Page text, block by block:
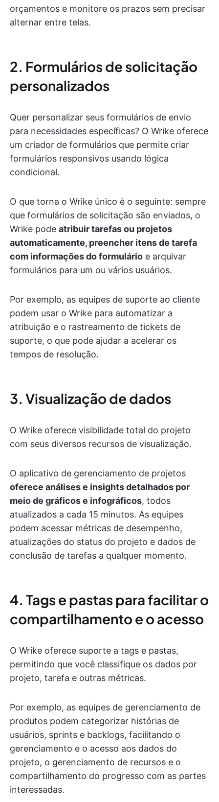
orçamentos e monitore os prazos sem precisar
alternar entre telas.
2. Formulários de solicitação
personalizados
Quer personalizar seus formulários de envio
para necessidades específicas? O Wrike oferece
um criador de formulários que permite criar
formulários responsivos usando lógica
condicional.
O que torna o Wrike único é o seguinte: sempre
que formulários de solicitação são enviados, o
Wrike pode atribuir tarefas ou projetos
automaticamente, preencher itens de tarefa
com informações do formulário e arquivar
formulários para um ou vários usuários.
Por exemplo, as equipes de suporte ao cliente
podem usar o Wrike para automatizar a
atribuição e o rastreamento de tickets de
suporte, o que pode ajudar a acelerar os
tempos de resolução.
3. Visualização de dados
O Wrike oferece visibilidade total do projeto
com seus diversos recursos de visualização.
O aplicativo de gerenciamento de projetos
oferece análises e insights detalhados por
meio de gráficos e infográficos, todos
atualizados a cada 15 minutos. As equipes
podem acessar métricas de desempenho,
atualizações do status do projeto e dados de
conclusão de tarefas a qualquer momento.
4. Tags e pastas para facilitar o
compartilhamento e o acesso
O Wrike oferece suporte a tags e pastas,
permitindo que você classifique os dados por
projeto, tarefa e outras métricas.
Por exemplo, as equipes de gerenciamento de
produtos podem categorizar histórias de
usuários, sprints e backlogs, facilitando o
gerenciamento e o acesso aos dados do
projeto, o gerenciamento de recursos e o
compartilhamento do progresso com as partes
interessadas.